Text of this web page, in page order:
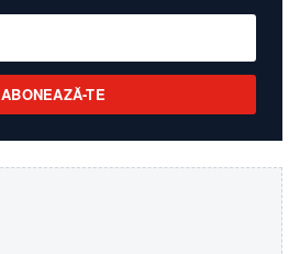
ABONEAZĂ-TE